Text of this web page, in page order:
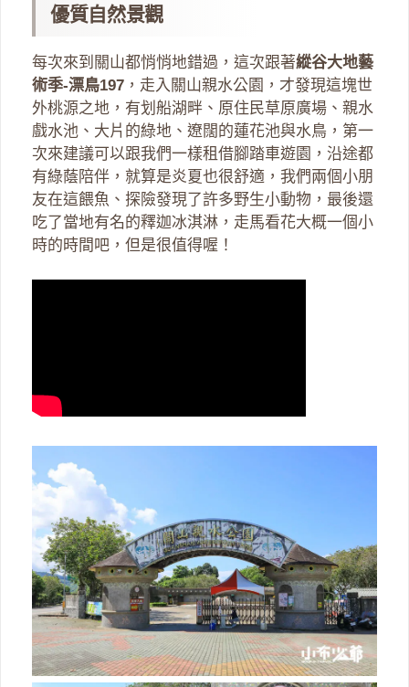
優質自然景觀
每次來到關山都悄悄地錯過，這次跟著縱谷大地藝
術季-漂鳥197 ，走入關山親水公園，才發現這塊世
外桃源之地，有划船湖畔、原住民草原廣場、親水
戲水池、大片的綠地、遼闊的蓮花池與水鳥，第一
次來建議可以跟我們一樣租借腳踏車遊園，沿途都
有綠蔭陪伴，就算是炎夏也很舒適，我們兩個小朋
友在這餵魚、探險發現了許多野生小動物，最後還
吃了當地有名的釋迦冰淇淋，走馬看花大概一個小
時的時間吧，但是很值得喔！